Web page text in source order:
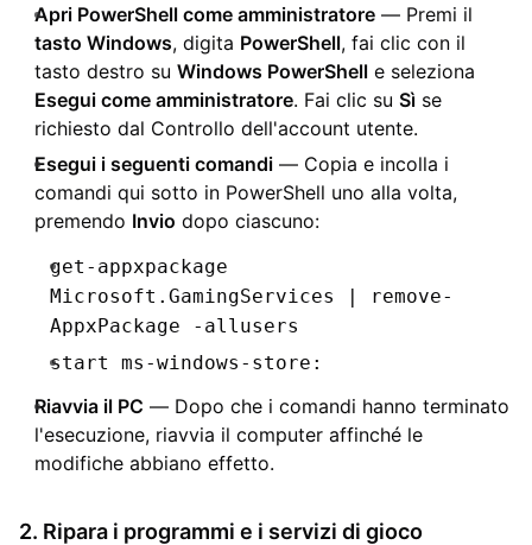
Apri PowerShell come amministratore — Premi il
tasto Windows, digita PowerShell, fai clic con il
tasto destro su Windows PowerShell e seleziona
Esegui come amministratore. Fai clic su Sì se
richiesto dal Controllo dell'account utente.
Esegui i seguenti comandi — Copia e incolla i
comandi qui sotto in PowerShell uno alla volta,
premendo Invio dopo ciascuno:
get-appxpackage
Microsoft.GamingServices | remove-
AppxPackage -allusers
start ms-windows-store:
Riavvia il PC — Dopo che i comandi hanno terminato
l'esecuzione, riavvia il computer affinché le
modifiche abbiano effetto.
2. Ripara i programmi e i servizi di gioco